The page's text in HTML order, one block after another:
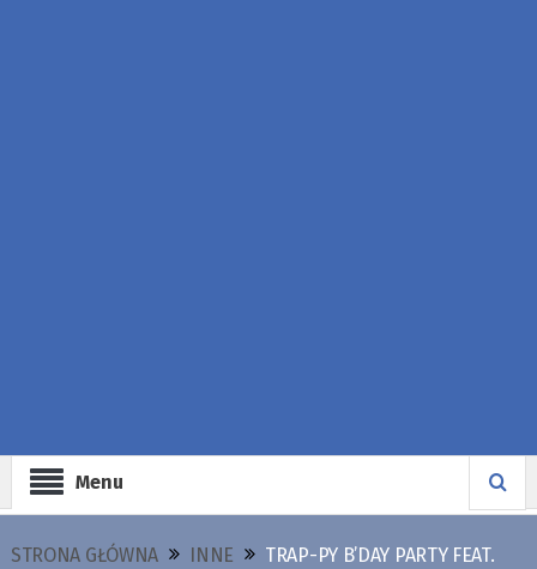
Menu
STRONA GŁÓWNA INNE
TRAP-PY B’DAY PARTY FEAT.